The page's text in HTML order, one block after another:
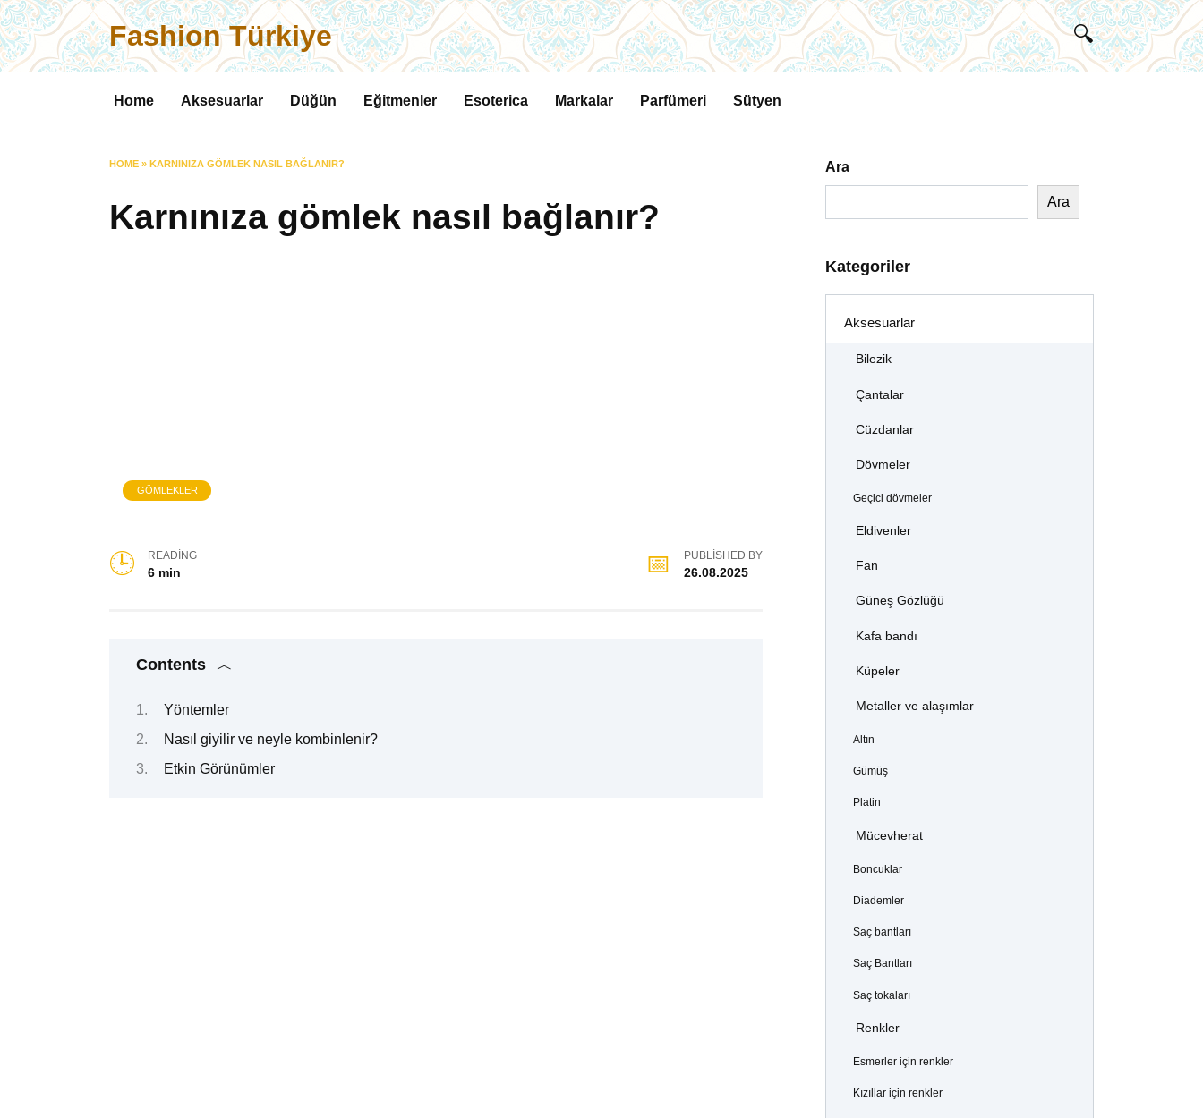
Skip
to
content
Fashion Türkiye
Home Aksesuarlar Düğün Eğitmenler Esoterica Markalar Parfümeri Sütyen
HOME » KARNINIZA GÖMLEK NASIL BAĞLANIR?
Karnınıza gömlek nasıl bağlanır?
GÖMLEKLER
READING
6 min
PUBLISHED BY
26.08.2025
Contents
Yöntemler
Nasıl giyilir ve neyle kombinlenir?
Etkin Görünümler
Ara
Ara
Kategoriler
Aksesuarlar
Bilezik
Çantalar
Cüzdanlar
Dövmeler
Geçici dövmeler
Eldivenler
Fan
Güneş Gözlüğü
Kafa bandı
Küpeler
Metaller ve alaşımlar
Altın
Gümüş
Platin
Mücevherat
Boncuklar
Diademler
Saç bantları
Saç Bantları
Saç tokaları
Renkler
Esmerler için renkler
Kızıllar için renkler